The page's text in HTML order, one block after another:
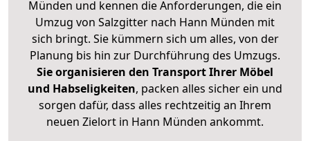
Münden und kennen die Anforderungen, die ein
Umzug von Salzgitter nach Hann Münden mit
sich bringt. Sie kümmern sich um alles, von der
Planung bis hin zur Durchführung des Umzugs.
Sie organisieren den Transport Ihrer Möbel
und Habseligkeiten, packen alles sicher ein und
sorgen dafür, dass alles rechtzeitig an Ihrem
neuen Zielort in Hann Münden ankommt.